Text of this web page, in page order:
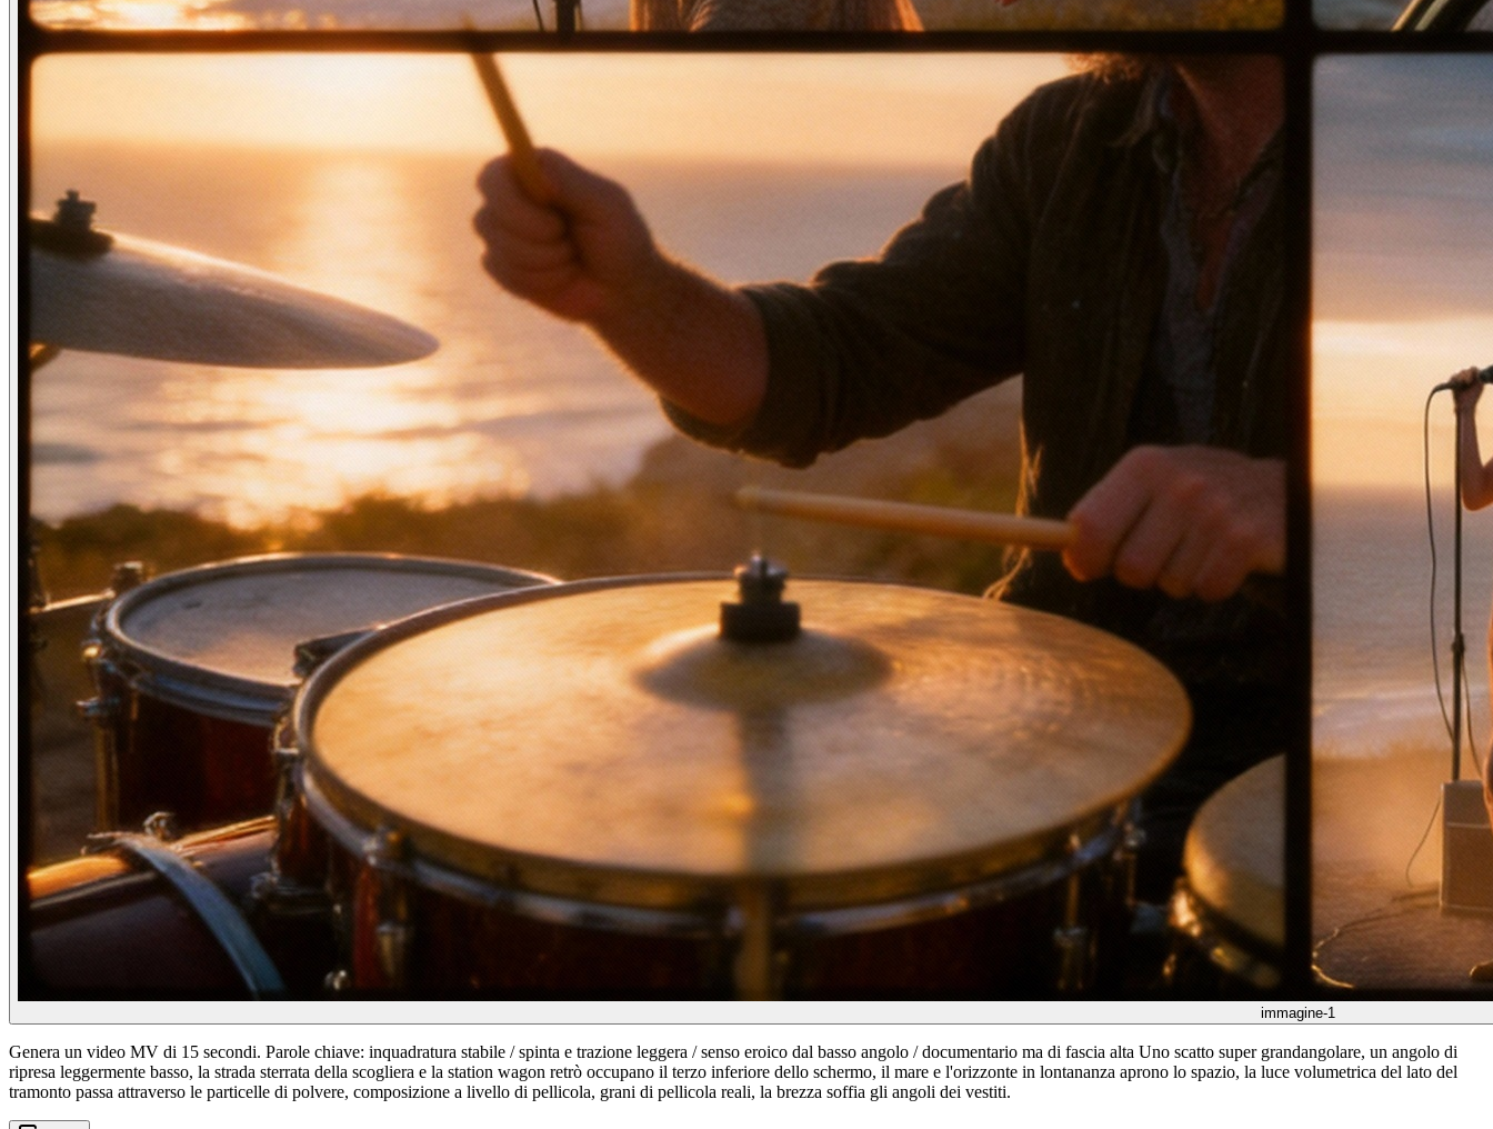
immagine-1
Genera un video MV di 15 secondi. Parole chiave: inquadratura stabile / spinta e trazione leggera / senso eroico dal basso angolo / documentario ma di fascia alta Uno scatto super grandangolare, un angolo di
ripresa leggermente basso, la strada sterrata della scogliera e la station wagon retrò occupano il terzo inferiore dello schermo, il mare e l'orizzonte in lontananza aprono lo spazio, la luce volumetrica del lato del
tramonto passa attraverso le particelle di polvere, composizione a livello di pellicola, grani di pellicola reali, la brezza soffia gli angoli dei vestiti.